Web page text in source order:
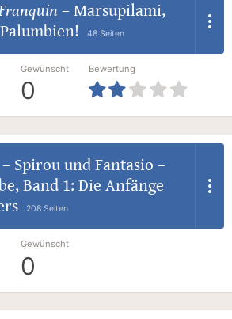
– Marsupilami,
48 Seiten
Gewünscht
0
Bewertung
– Spirou und Fantasio –
Band 1: Die Anfänge
208 Seiten
Gewünscht
0